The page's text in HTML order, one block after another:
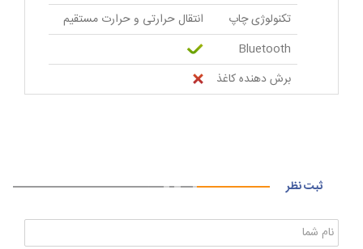
تکنولوژی چاپ
انتقال حرارتی و حرارت مستقیم
Bluetooth
برش دهنده کاغذ
ثبت نظر